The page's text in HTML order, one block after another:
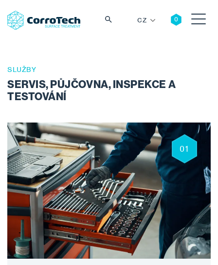
Vyhledávání
CZ
SLUŽBY
SERVIS, PŮJČOVNA, INSPEKCE A
TESTOVÁNÍ
01